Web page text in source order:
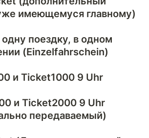
имеющeмуся главному)
поездку, в одном
(Einzelfahrschein)
и Ticket1000 9 Uhr
и Ticket2000 9 Uhr
передаваемый)